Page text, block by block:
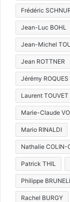
Frédéric
Jean-Luc BOHL
Jean-Michel
Jean ROTTNER
Jérémy ROQUES
Laurent TOUVET
Marie-Claude
Mario RINALDI
Nathalie COLIN-
Patrick THIL
Philippe
Rachel BURGY